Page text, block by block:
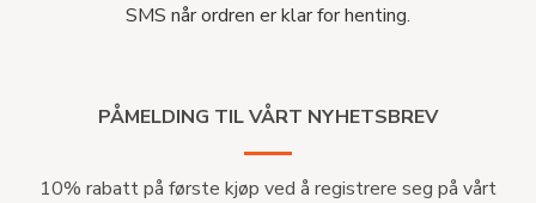
SMS når ordren er klar for henting.
PÅMELDING TIL VÅRT NYHETSBREV
10% rabatt på første kjøp ved å registrere seg på vårt